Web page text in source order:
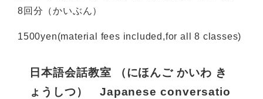
8回分（かいぶん）
1500yen(material fees included,for all 8 classes)
日本語会話教室 （にほんご かいわ き
ょうしつ） Japanese conversatio